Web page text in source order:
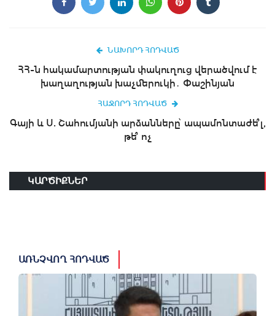
ՆԱԽՈՐԴ ՀՈԴՎԱԾ
ՀՀ-ն հակամարտության փակուղուց վերածվում է
խաղաղության խաչմերուկի․ Փաշինյան
ՀԱՋՈՐԴ ՀՈԴՎԱԾ
Գայի և Ս. Շահումյանի արձանները՝ ապամոնտաժե՞լ,
թե՞ ոչ
ԿԱՐԾԻՔՆԵՐ
ԱՌՆՉՎՈՂ ՀՈԴՎԱԾ